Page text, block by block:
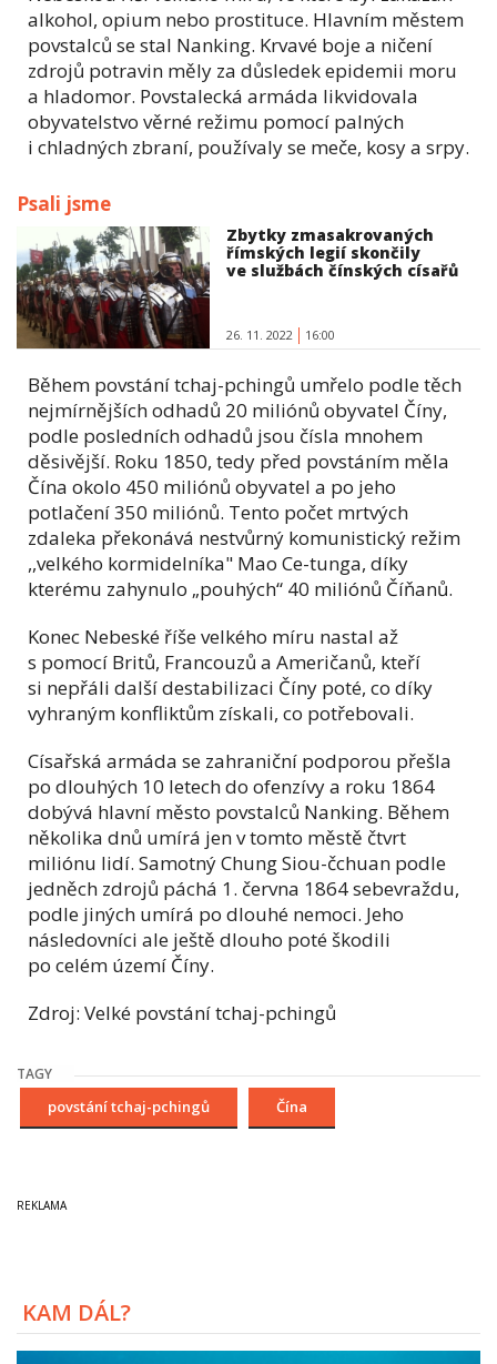
alkohol, opium nebo prostituce. Hlavním městem
povstalců se stal Nanking. Krvavé boje a ničení
zdrojů potravin měly za důsledek epidemii moru
a hladomor. Povstalecká armáda likvidovala
obyvatelstvo věrné režimu pomocí palných
i chladných zbraní, používaly se meče, kosy a srpy.
Psali jsme
Zbytky zmasakrovaných
římských legií skončily
ve službách čínských císařů
26. 11. 2022 16:00
Během povstání tchaj-pchingů umřelo podle těch
nejmírnějších odhadů 20 miliónů obyvatel Číny,
podle posledních odhadů jsou čísla mnohem
děsivější. Roku 1850, tedy před povstáním měla
Čína okolo 450 miliónů obyvatel a po jeho
potlačení 350 miliónů. Tento počet mrtvých
zdaleka překonává nestvůrný komunistický režim
,,velkého kormidelníka" Mao Ce-tunga, díky
kterému zahynulo „pouhých“ 40 miliónů Číňanů.
Konec Nebeské říše velkého míru nastal až
s pomocí Britů, Francouzů a Američanů, kteří
si nepřáli další destabilizaci Číny poté, co díky
vyhraným konfliktům získali, co potřebovali.
Císařská armáda se zahraniční podporou přešla
po dlouhých 10 letech do ofenzívy a roku 1864
dobývá hlavní město povstalců Nanking. Během
několika dnů umírá jen v tomto městě čtvrt
miliónu lidí. Samotný Chung Siou-čchuan podle
jedněch zdrojů páchá 1. června 1864 sebevraždu,
podle jiných umírá po dlouhé nemoci. Jeho
následovníci ale ještě dlouho poté škodili
po celém území Číny.
Zdroj: Velké povstání tchaj-pchingů
TAGY
povstání tchaj-pchingů Čína
KAM DÁL?